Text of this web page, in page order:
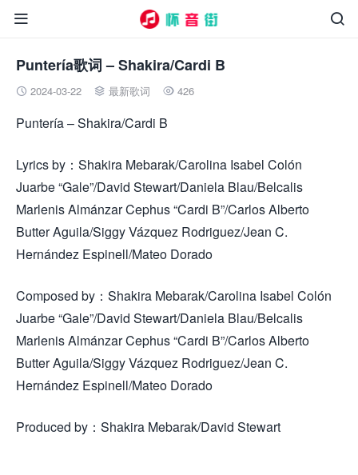


Puntería歌词 – Shakira/Cardi B
 2024-03-22  最新歌词  426
Puntería – Shakira/Cardi B
Lyrics by：Shakira Mebarak/Carolina Isabel Colón
Juarbe “Gale”/David Stewart/Daniela Blau/Belcalis
Marlenis Almánzar Cephus “Cardi B”/Carlos Alberto
Butter Aguila/Siggy Vázquez Rodriguez/Jean C.
Hernández Espinell/Mateo Dorado
Composed by：Shakira Mebarak/Carolina Isabel Colón
Juarbe “Gale”/David Stewart/Daniela Blau/Belcalis
Marlenis Almánzar Cephus “Cardi B”/Carlos Alberto
Butter Aguila/Siggy Vázquez Rodriguez/Jean C.
Hernández Espinell/Mateo Dorado
Produced by：Shakira Mebarak/David Stewart